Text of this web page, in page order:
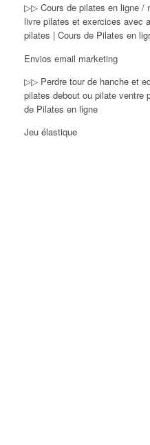
▷▷ Cours de pilates en ligne /
livre pilates et exercices avec
pilates | Cours de Pilates en
Envios email marketing
▷▷ Perdre tour de hanche et
pilates debout ou pilate ventre
de Pilates en ligne
Jeu élastique